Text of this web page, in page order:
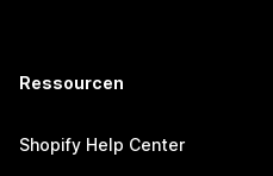
Ressourcen
Shopify Help Center